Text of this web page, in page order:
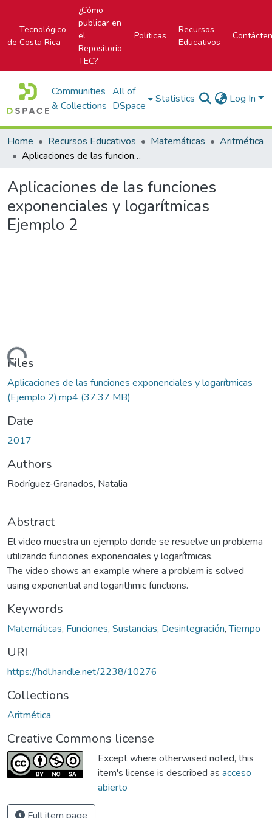
Tecnológico
de Costa Rica
¿Cómo
publicar en
el
Repositorio
TEC?
Políticas
Recursos
Educativos
Communities
& Collections
All of
DSpace
Statistics Log In
Home Recursos Educativos Matemáticas
Aritmética
Aplicaciones de las funciones exponenciales y logarítmicas Ejemplo 2
Aplicaciones de las funciones
exponenciales y logarítmicas
Ejemplo 2
Loading...
Files
Aplicaciones de las funciones exponenciales y logarítmicas
(Ejemplo 2).mp4 (37.37 MB)
Date
2017
Authors
Rodríguez-Granados, Natalia
Abstract
El video muestra un ejemplo donde se resuelve un problema
utilizando funciones exponenciales y logarítmicas.
The video shows an example where a problem is solved
using exponential and logarithmic functions.
Keywords
Matemáticas, Funciones, Sustancias, Desintegración,Tiempo
URI
https://hdl.handle.net/2238/10276
Collections
Aritmética
Creative Commons license
Except where otherwised noted, this
item's license is described as acceso
abierto